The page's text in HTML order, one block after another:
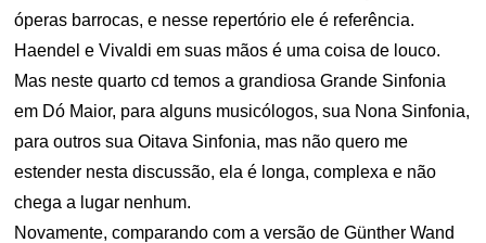
óperas barrocas, e nesse repertório ele é referência.
Haendel e Vivaldi em suas mãos é uma coisa de louco.
Mas neste quarto cd temos a grandiosa Grande Sinfonia
em Dó Maior, para alguns musicólogos, sua Nona Sinfonia,
para outros sua Oitava Sinfonia, mas não quero me
estender nesta discussão, ela é longa, complexa e não
chega a lugar nenhum.
Novamente, comparando com a versão de Günther Wand